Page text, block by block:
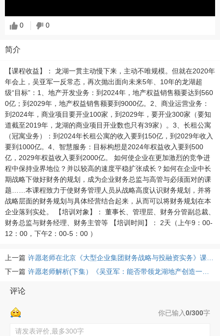
0 0
简介
【课程收益】： 龙湖一贯主动慢下来，主动不唯规模。但就在2020年
年会上，吴亚军一反常态，再次抛出面向未来5年、10年的龙湖超
级“目标”：1、地产开发业务：到2024年，地产权益销售额要达到560
0亿；到2029年，地产权益销售额要到9000亿。2、商业运营业务：
到2024年，商业项目要开业100家，到2029年，要开业300家（要知
道截至2019年，龙湖的商业项目开业数也只有39家）。3、长租公寓
（冠寓业务）：到2024年长租公寓的收入要到150亿，到2029年收入
要到1000亿。4、智慧服务：目标构想是2024年权益收入要到500
亿，2029年权益收入要到2000亿。 如何使企业在更加激烈的竞争进
程中保持业界地位？并以较高的速度平稳扩张成长？如何在企业中长
期战略下做好财务的规划，成为企业财务总监与高管与必须面对的课
题……本课程致力于使财务管理人员从战略高度认识财务规划，并将
战略层面的财务规划与具体经营结合起来，从而可以将财务规划在本
企业落到实处。 【培训对象】： 董事长、管理层、财务分管副总裁、
财务总监与财务经理、财务主管等 【培训时间】： 2天（上午9：00-
12：00，下午2：00-5：00 ）
上一篇
下一篇
评论
你已输入0/300字